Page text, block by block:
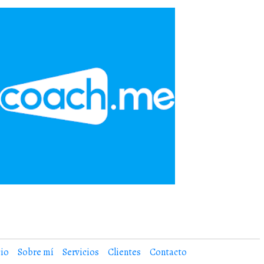
Sobre mí Servicios Clientes Contacto